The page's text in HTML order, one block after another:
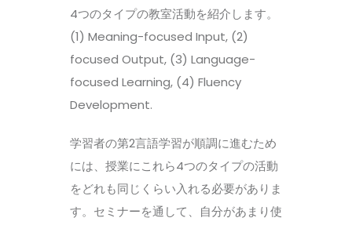
4つのタイプの教室活動を紹介します。
(1) Meaning-focused Input, (2)
focused Output, (3) Language-
focused Learning, (4) Fluency
Development.
学習者の第2言語学習が順調に進むため
には、授業にこれら4つのタイプの活動
をどれも同じくらい入れる必要がありま
す。セミナーを通して、自分があまり使